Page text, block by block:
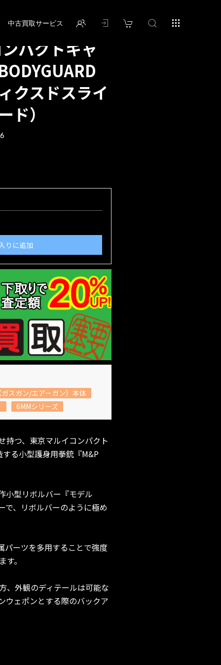
中古買取サービス
パクトキャ
クスドスライ
ド）
りに追加
スガン/エアーガン）本体
6MMシリーズ
持つ、東京マルイコンパクト
る小型護身用拳銃『M&P
型リボルバー『モデル
、リボルバーのように極め
ーツを多用することで強度
。
外観のディテールは可能な
ウェポンとする際のバックア